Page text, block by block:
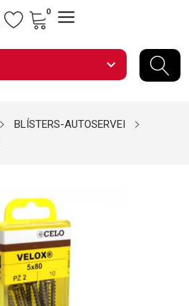
0
expand_more
BLÍSTERS-AUTOSERVEI